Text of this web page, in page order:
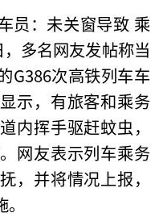
员：未关窗导致 乘
多名网友发帖称当
G386次高铁列车车
示，有旅客和乘务
内挥手驱赶蚊虫，
网友表示列车乘务
，并将情况上报，